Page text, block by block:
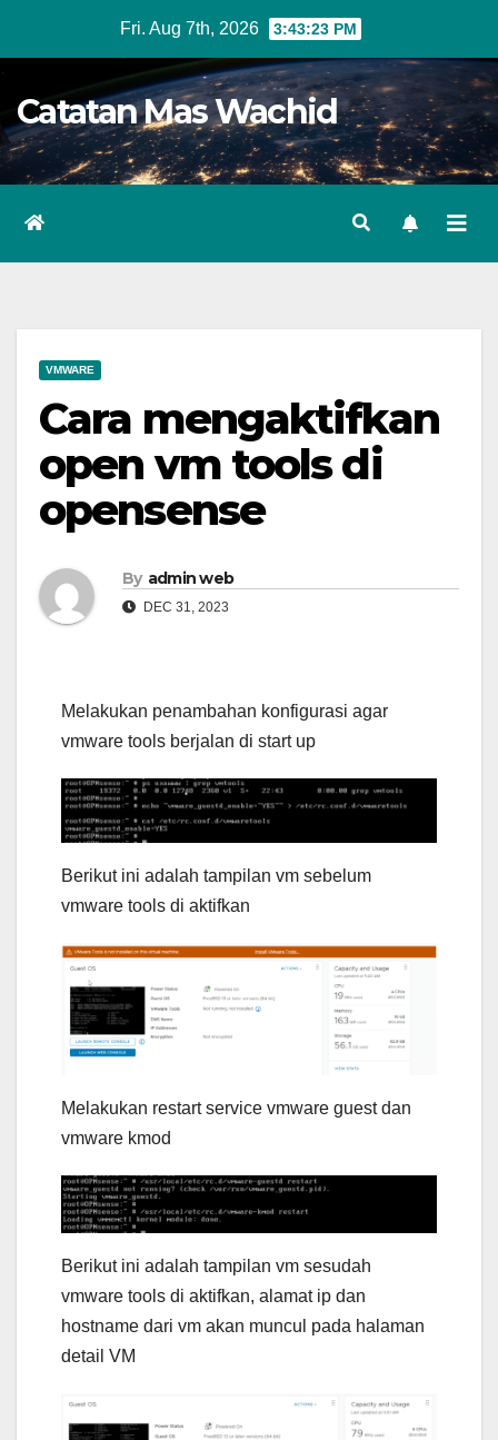
Fri. Aug 7th, 2026 3:43:24 PM
Catatan Mas Wachid
VMWARE
Cara mengaktifkan
open vm tools di
opensense
By admin web
DEC 31, 2023
Melakukan penambahan konfigurasi agar
vmware tools berjalan di start up
Berikut ini adalah tampilan vm sebelum
vmware tools di aktifkan
Melakukan restart service vmware guest dan
vmware kmod
Berikut ini adalah tampilan vm sesudah
vmware tools di aktifkan, alamat ip dan
hostname dari vm akan muncul pada halaman
detail VM